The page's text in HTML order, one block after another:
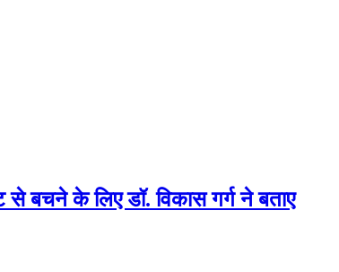
से बचने के लिए डॉ. विकास गर्ग ने बताए